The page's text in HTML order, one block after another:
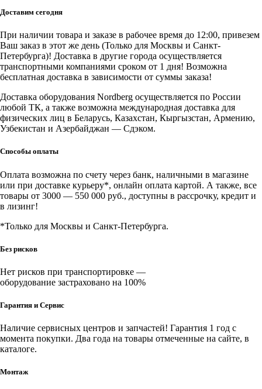
точечной
380В
Доставим сегодня
При наличии товара и заказе в рабочее время до 12:00, привезем
Ваш заказ в этот же день (Только для Москвы и Санкт-
Петербурга)! Доставка в другие города осуществляется
транспортными компаниями сроком от 1 дня! Возможна
бесплатная доставка в зависимости от суммы заказа!
Доставка оборудования Nordberg осуществляется по России
любой ТК, а также возможна международная доставка для
физических лиц в Беларусь, Казахстан, Кыргызстан, Армению,
Узбекистан и Азербайджан — Сдэком.
Способы оплаты
Оплата возможна по счету через банк, наличными в магазине
или при доставке курьеру*, онлайн оплата картой. А также, все
товары от 3000 — 550 000 руб., доступны в рассрочку, кредит и
в лизинг!
*Только для Москвы и Санкт-Петербурга.
Без рисков
Нет рисков при транспортировке —
оборудование застраховано на 100%
Гарантия и Сервис
Наличие сервисных центров и запчастей! Гарантия 1 год с
момента покупки. Два года на товары отмеченные на сайте, в
каталоге.
Монтаж